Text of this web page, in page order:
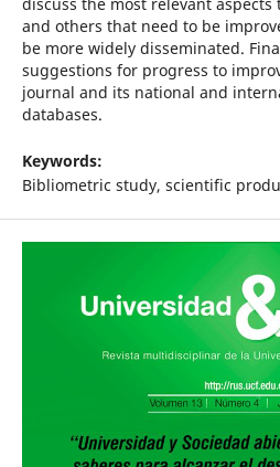
discuss the most relevant
and others that need to be
be more widely disseminated.
suggestions for progress to
journal and its national and
databases.
Keywords:
Bibliometric study, scientific